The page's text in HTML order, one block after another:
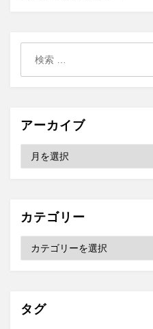
アーカイブ
ブ
カテゴリー
ー
タグ